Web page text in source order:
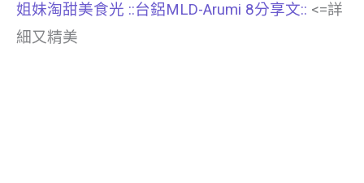
姐妹淘甜美食光 ::台鋁MLD-Arumi 8分享文:: <=詳
細又精美